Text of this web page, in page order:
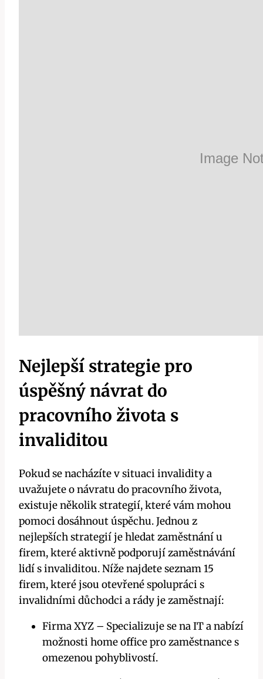
Nejlepší strategie pro
úspěšný návrat do
pracovního života s
invaliditou
Pokud se nacházíte v situaci invalidity a
uvažujete o návratu do pracovního života,
existuje několik strategií, které vám mohou
pomoci dosáhnout úspěchu. Jednou z
nejlepších strategií je hledat zaměstnání u
firem, které aktivně podporují zaměstnávání
lidí s invaliditou. Níže najdete seznam 15
firem, které jsou otevřené spolupráci s
invalidními důchodci a rády je zaměstnají:
Firma XYZ – Specializuje se na IT a nabízí
možnosti home office pro zaměstnance s
omezenou pohyblivostí.